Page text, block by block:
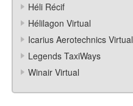
Héli Récif
Hélilagon Virtual
Icarius Aerotechnics Virtual
Legends TaxiWays
Winair Virtual